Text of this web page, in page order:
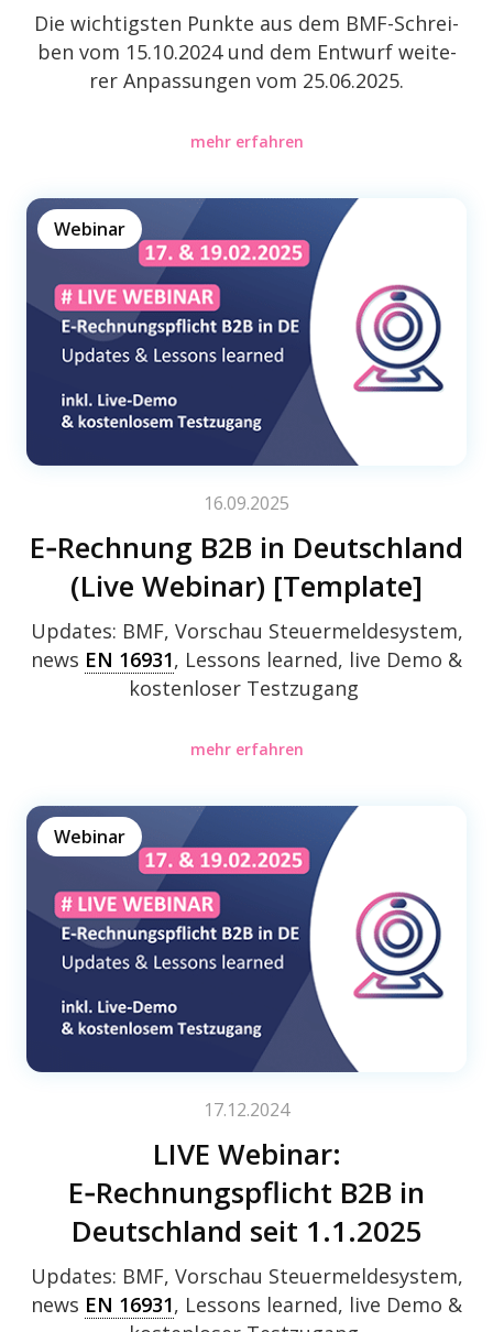
Die wich­tigs­ten Punkte aus dem BMF-Schrei­
ben vom 15.10.2024 und dem Entwurf weite­
rer Anpas­sun­gen vom 25.06.2025.
mehr erfahren
16.09.2025
E‑Rechnung B2B in Deutsch­land
(Live Webi­nar) [Temp­late]
Webinar
Updates: BMF, Vorschau Steu­er­mel­de­sys­tem,
news EN 16931, Lessons lear­ned, live Demo &
kosten­lo­ser Testzugang
mehr erfahren
17.12.2024
LIVE Webi­nar:
E‑Rechnungspflicht B2B in
Deutsch­land seit 1.1.2025
Webinar
Updates: BMF, Vorschau Steu­er­mel­de­sys­tem,
news EN 16931, Lessons lear­ned, live Demo &